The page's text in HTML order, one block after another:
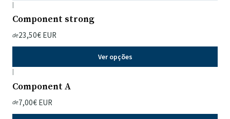
|
Component strong
de23,50€ EUR
Ver opções
|
Component A
de7,00€ EUR